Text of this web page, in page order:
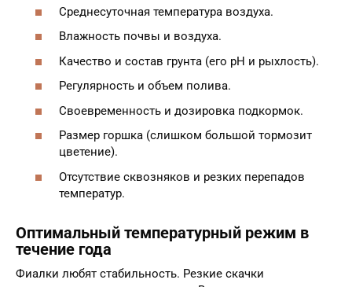
Среднесуточная температура воздуха.
Влажность почвы и воздуха.
Качество и состав грунта (его pH и рыхлость).
Регулярность и объем полива.
Своевременность и дозировка подкормок.
Размер горшка (слишком большой тормозит
цветение).
Отсутствие сквозняков и резких перепадов
температур.
Оптимальный температурный режим в
течение года
Фиалки любят стабильность. Резкие скачки